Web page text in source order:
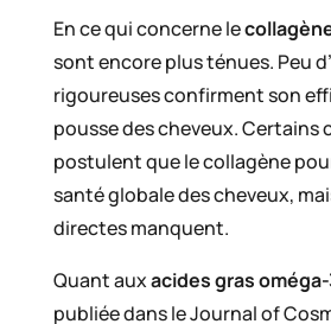
En ce qui concerne le
sont encore plus ténues. Peu
rigoureuses confirment son
pousse des cheveux. Certains
postulent que le collagène
santé globale des cheveux,
directes manquent.
Quant auxacides gras
publiée dans le Journal of